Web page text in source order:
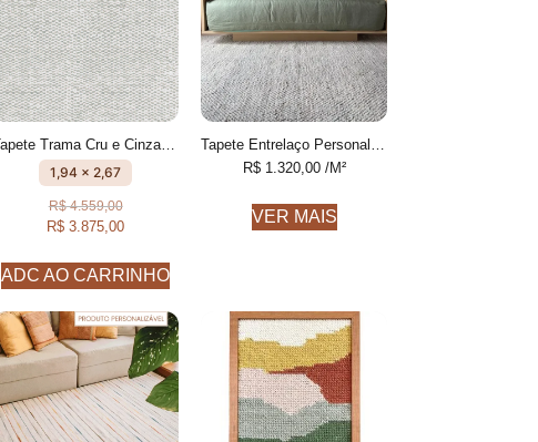
Tapete Trama Cru e Cinza Com textura feito à mão, 100% algodão reciclado
1,94 x 2,67
R$4.559,00
R$ 3.875,00
ADC AO CARRINHO
Tapete Entrelaço Personalizável Finas feito à mão, COM FIOS DE PET E ALGODÃO RECICLADO
R$1.320,00/M²
VER MAIS